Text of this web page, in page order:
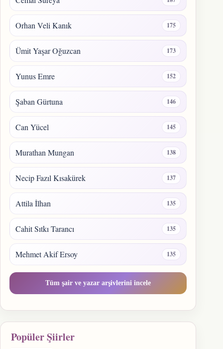
Orhan Veli Kanık 175
Ümit Yaşar Oğuzcan 173
Yunus Emre 152
Şaban Gürtuna 146
Can Yücel 145
Murathan Mungan 138
Necip Fazıl Kısakürek 137
Attila İlhan 135
Cahit Sıtkı Tarancı 135
Mehmet Akif Ersoy 135
Tüm şair ve yazar arşivlerini incele
Popüler Şiirler